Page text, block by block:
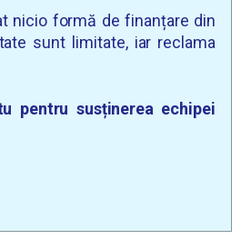
nicio formă de finanțare din
sunt limitate, iar reclama
pentru susținerea echipei